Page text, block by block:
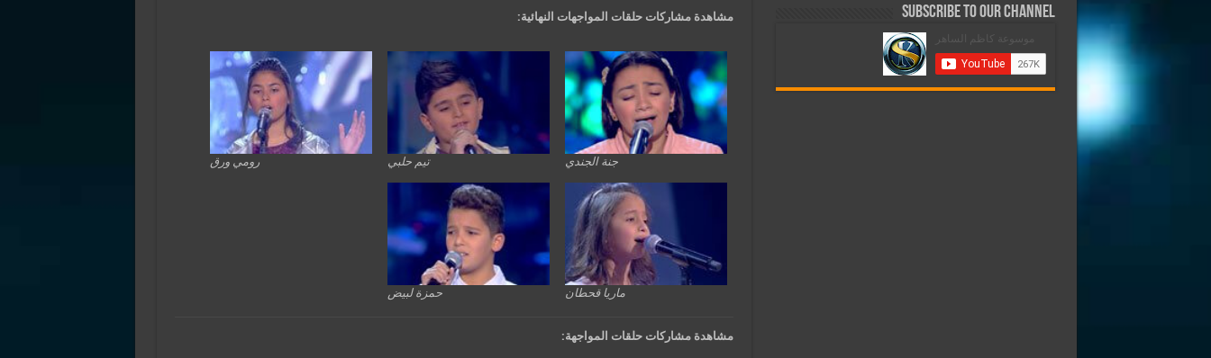
مشاهدة مشاركات حلقات المواجهات النهائية:
جنة الجندي تيم حلبي رومي ورق
ماريا قحطان حمزة لبيض
مشاهدة مشاركات حلقات المواجهة:
Subscribe to our Channel